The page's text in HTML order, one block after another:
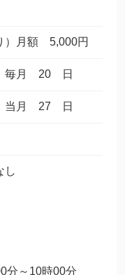
）月額 5,000円
毎月 20 日
当月 27 日
し
分～10時00分